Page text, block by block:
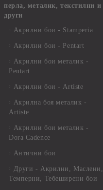
перла, металик, текстилни и
други
Акрилни бои - Stamperia
Акрилни бои - Pentart
Акрилни бои металик -
Pentart
Акрилни бои - Artiste
Акрилна боя металик -
Artiste
Акрилни бои металик -
Dora Cadence
Антични бои
Други - Акрилни, Маслени,
Темперни, Тебеширени бои